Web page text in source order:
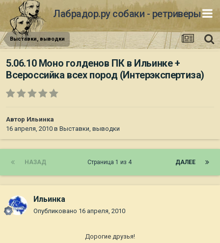
Лабрадор.ру собаки - ретриверы
Выставки, выводки
5.06.10 Моно голденов ПК в Ильинке +
Всероссийка всех пород (Интерэкспертиза)
Автор Ильинка
16 апреля, 2010 в Выставки, выводки
НАЗАД ДАЛЕЕ
Страница 1 из 4
Ильинка
Опубликовано 16 апреля, 2010
Дорогие друзья!